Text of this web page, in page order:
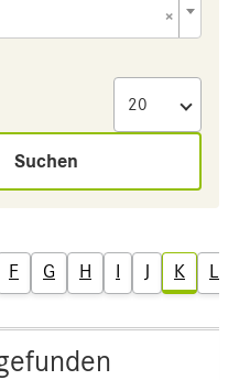
×
Suchen
F G H I J K L